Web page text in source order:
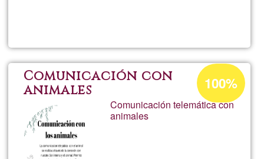
Horse
Help
Comunicación con
animales
Comunicación telemática con
animales
Porcentaje
de
aceptación
100%